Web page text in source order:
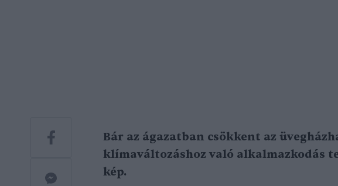
Bár az ágazatban csökkent az
klímaváltozáshoz való alkalmazkodás
kép.